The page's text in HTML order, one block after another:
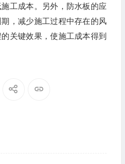
工成本。另外，防水板的应
，减少施工过程中存在的风
关键效果，使施工成本得到